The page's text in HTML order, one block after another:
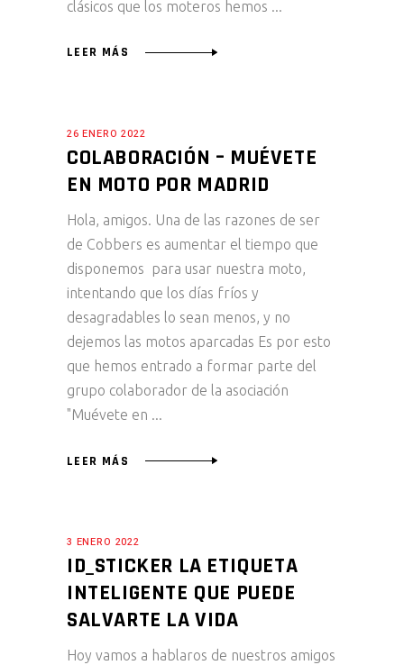
clásicos que los moteros hemos
LEER MÁS
26 ENERO 2022
COLABORACIÓN – MUÉVETE
EN MOTO POR MADRID
Hola, amigos. Una de las razones de ser
de Cobbers es aumentar el tiempo que
disponemos para usar nuestra moto,
intentando que los días fríos y
desagradables lo sean menos, y no
dejemos las motos aparcadas Es por esto
que hemos entrado a formar parte del
grupo colaborador de la asociación
"Muévete en
LEER MÁS
3 ENERO 2022
ID_STICKER LA ETIQUETA
INTELIGENTE QUE PUEDE
SALVARTE LA VIDA
Hoy vamos a hablaros de nuestros amigos